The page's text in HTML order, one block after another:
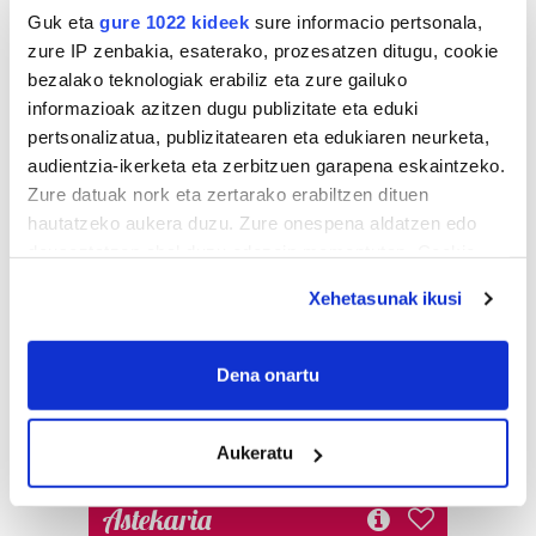
Guk eta gure 1022 kideek sure informacio pertsonala,
zure IP zenbakia, esaterako, prozesatzen ditugu, cookie
bezalako teknologiak erabiliz eta zure gailuko
informazioak azitzen dugu publizitate eta eduki
pertsonalizatua, publizitatearen eta edukiaren neurketa,
audientzia-ikerketa eta zerbitzuen garapena eskaintzeko.
Zure datuak nork eta zertarako erabiltzen dituen
hautatzeko aukera duzu. Zure onespena aldatzen edo
If you allow, we would also like to:
Collect information about your geographical
Identify your device by actively scanning it for
specific characteristics (fingerprinting)
Find out more about how your personal data is processed
Xehetasunak ikusi
Dena onartu
Aukeratu
Astekaria